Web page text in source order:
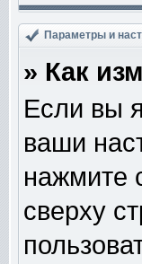
Параметры и
» Как
Если вы
ваши
нажмите
сверху